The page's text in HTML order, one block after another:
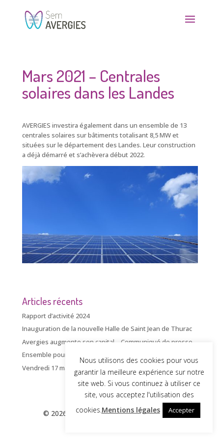
Mars 2021 – Centrales
solaires dans les Landes
AVERGIES investira également dans un ensemble de 13
centrales solaires sur bâtiments totalisant 8,5 MW et
situées sur le département des Landes. Leur construction
a déjà démarré et s’achèvera début 2022.
Articles récents
Rapport d’activité 2024
Inauguration de la nouvelle Halle de Saint Jean de Thurac
Avergies augmente son capital – Communiqué de presse
Ensemble pour le photovoltaïque
Vendredi 17 mai – inauguration SMICTOM VIANNE
© 2026 - AVERGIES |Mentions Légales
Nous utilisons des cookies pour vous
garantir la meilleure expérience sur notre
site web. Si vous continuez à utiliser ce
site, vous acceptez l'utilisation des
cookies.Mentions légales Accepter